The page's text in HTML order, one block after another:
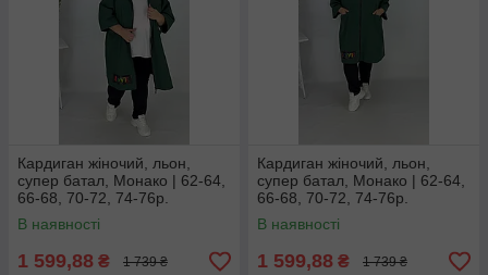
Кардиган жіночий, льон,
супер батал, Монако | 62-64,
66-68, 70-72, 74-76р.
В наявності
1 599,88 ₴ 1 739 ₴
Кардиган жіночий, льон,
супер батал, Монако | 62-64,
66-68, 70-72, 74-76р.
В наявності
1 599,88 ₴ 1 739 ₴